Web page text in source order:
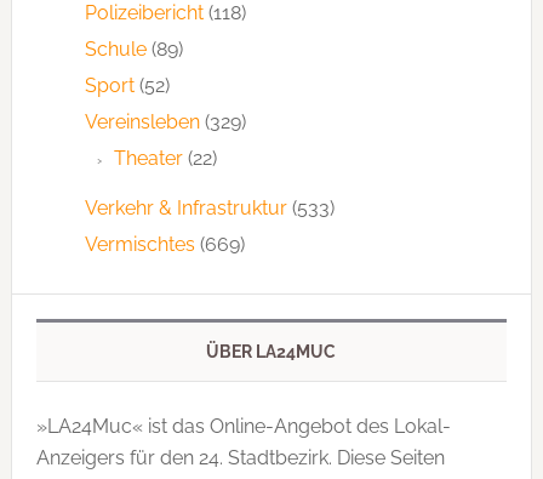
Polizeibericht(118)
Schule(89)
Sport(52)
Vereinsleben(329)
Theater(22)
Verkehr & Infrastruktur(533)
Vermischtes (669)
ÜBER LA24MUC
»LA24Muc« ist das Online-Angebot des Lokal-
Anzeigers für den 24. Stadtbezirk. Diese Seiten